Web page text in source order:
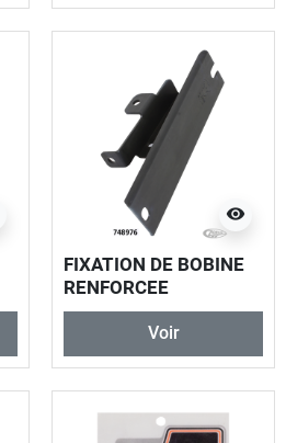
visibility
FIXATION DE BOBINE
RENFORCEE
Voir